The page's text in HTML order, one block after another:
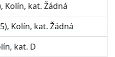
Kolín, kat. Žádná
Kolín, kat. Žádná
kat. D